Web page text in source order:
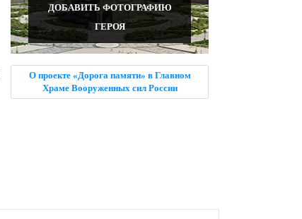
ДОБАВИТЬ ФОТОГРАФИЮ
ГЕРОЯ
О проекте «Дорога памяти» в Главном
Храме Вооруженных сил России